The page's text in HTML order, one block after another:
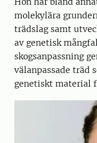
molekylära
trädslag samt
av genetisk
skogsanpassning
välanpassade träd
genetiskt material